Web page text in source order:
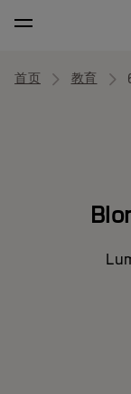
首页 教育